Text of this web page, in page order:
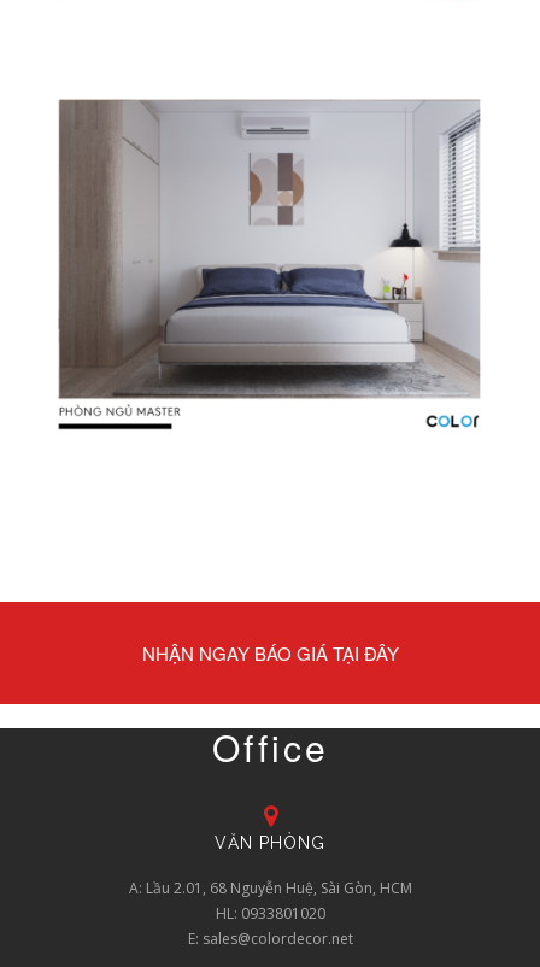
NHẬN NGAY BÁO GIÁ TẠI ĐÂY
Office
VĂN PHÒNG
A: Lầu 2.01, 68 Nguyễn Huệ, Sài Gòn, HCM
HL: 0933801020
E: sales@colordecor.net